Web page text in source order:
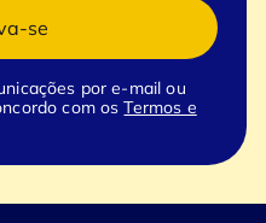
se
por e-mail ou
com osTermos e